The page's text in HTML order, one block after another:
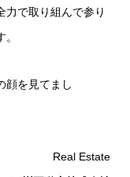
力で取り組んで参り
顔を見てまし
Real Estate